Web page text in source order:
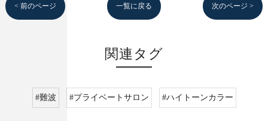
< 前のページ 一覧に戻る 次のページ >
関連タグ
#難波 #プライベートサロン #ハイトーンカラー